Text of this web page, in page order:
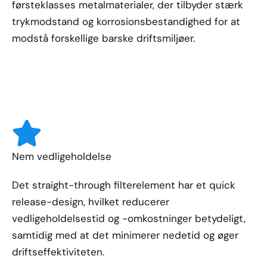
førsteklasses metalmaterialer, der tilbyder stærk
trykmodstand og korrosionsbestandighed for at
modstå forskellige barske driftsmiljøer.
Nem vedligeholdelse
Det straight-through filterelement har et quick
release-design, hvilket reducerer
vedligeholdelsestid og -omkostninger betydeligt,
samtidig med at det minimerer nedetid og øger
driftseffektiviteten.